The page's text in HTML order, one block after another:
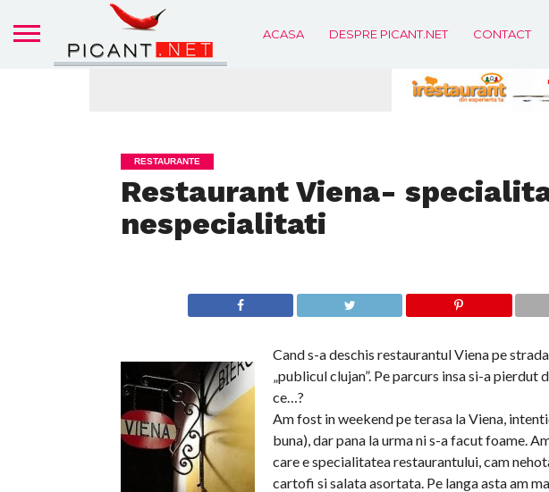
ACASA DESPRE PICANT.NET CONTACT
RESTAURANTE
Restaurant Viena-
nespecialitati
Cand s-a deschis restaurantul Viena pe
„publicul clujan”. Pe parcurs insa si-a
ce…?
Am fost in weekend pe terasa la Viena,
buna), dar pana la urma ni s-a facut foame.
care e specialitatea restaurantului, cam
cartofi si salata asortata. Pe langa asta am